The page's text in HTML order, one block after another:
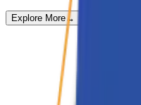
Explore More→